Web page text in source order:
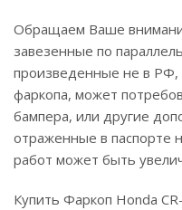
Обращаем Ваше
завезенные по
произведенные не в РФ,
фаркопа, может
бампера, или другие
отраженные в паспорте
работ может быть
Купить Фаркоп Honda